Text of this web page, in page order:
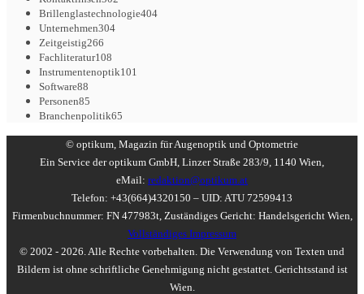
Brillenglastechnologie404
Unternehmen304
Zeitgeistig266
Fachliteratur108
Instrumentenoptik101
Software88
Personen85
Branchenpolitik65
© optikum, Magazin für Augenoptik und Optometrie
Ein Service der optikum GmbH, Linzer Straße 283/9, 1140 Wien,
eMail: redaktion@optikum.at
Telefon: +43(664)4320150 – UID: ATU 72599413
Firmenbuchnummer: FN 477983t, Zuständiges Gericht: Handelsgericht Wien,
Vollständiges Impressum
© 2002 - 2026. Alle Rechte vorbehalten. Die Verwendung von Texten und
Bildern ist ohne schriftliche Genehmigung nicht gestattet. Gerichtsstand ist
Wien.